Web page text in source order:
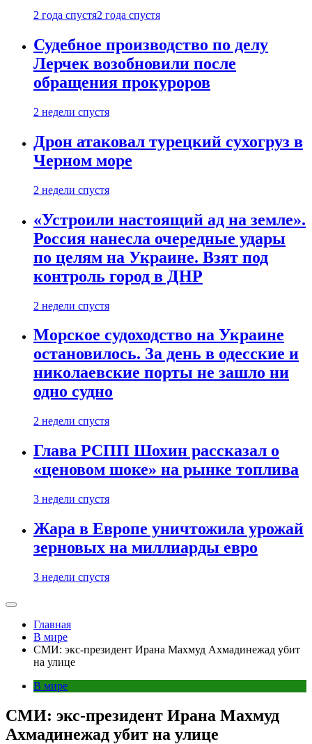
2 года спустя2 года спустя
Судебное производство по делу
Лерчек возобновили после
обращения прокуроров
2 недели спустя
Дрон атаковал турецкий сухогруз в
Черном море
2 недели спустя
«Устроили настоящий ад на земле».
Россия нанесла очередные удары
по целям на Украине. Взят под
контроль город в ДНР
2 недели спустя
Морское судоходство на Украине
остановилось. За день в одесские и
николаевские порты не зашло ни
одно судно
2 недели спустя
Глава РСПП Шохин рассказал о
«ценовом шоке» на рынке топлива
3 недели спустя
Жара в Европе уничтожила урожай
зерновых на миллиарды евро
3 недели спустя
Главная
В мире
СМИ: экс-президент Ирана Махмуд Ахмадинежад убит
на улице
В мире
СМИ: экс-президент Ирана Махмуд
Ахмадинежад убит на улице